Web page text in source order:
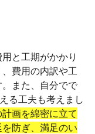
と工期がかかり
費用の内訳や工
また、自分でで
る工夫も考えまし
画を綿密に立て
防ぎ、満足のい